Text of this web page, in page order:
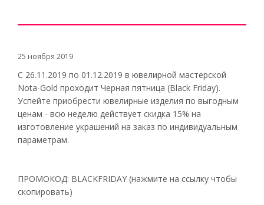
25 ноября 2019
С 26.11.2019 по 01.12.2019 в ювелирной мастерской
Nota-Gold проходит Черная пятница (Black Friday).
Успейте приобрести ювелирные изделия по выгодным
ценам - всю неделю действует скидка 15% на
изготовление украшений на заказ по индивидуальным
параметрам.
ПРОМОКОД: BLACKFRIDAY (нажмите на ссылку чтобы
скопировать)